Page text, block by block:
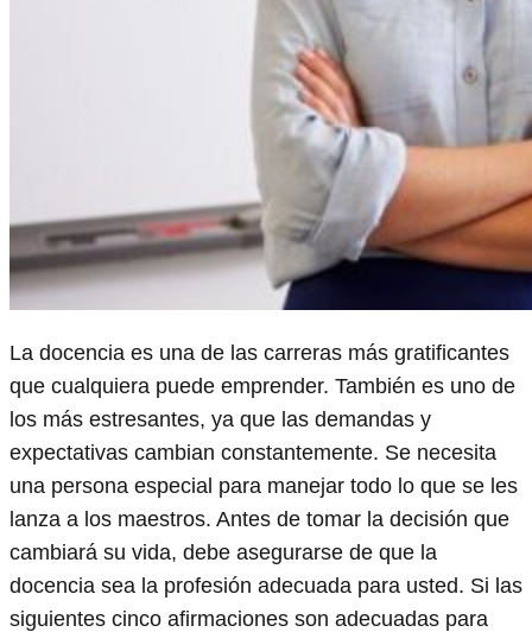
La docencia es una de las carreras más gratificantes
que cualquiera puede emprender. También es uno de
los más estresantes, ya que las demandas y
expectativas cambian constantemente. Se necesita
una persona especial para manejar todo lo que se les
lanza a los maestros. Antes de tomar la decisión que
cambiará su vida, debe asegurarse de que la
docencia sea la profesión adecuada para usted. Si las
siguientes cinco afirmaciones son adecuadas para